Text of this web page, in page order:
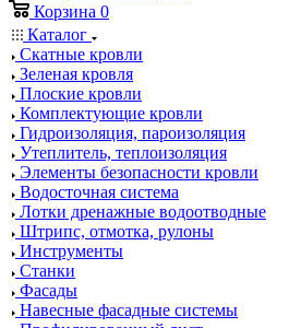
Корзина 0
Каталог
Скатные кровли
Зеленая кровля
Плоские кровли
Комплектующие кровли
Гидроизоляция, пароизоляция
Утеплитель, теплоизоляция
Элементы безопасности кровли
Водосточная система
Лотки дренажные водоотводные
Штрипс, отмотка, рулоны
Инструменты
Станки
Фасады
Навесные фасадные системы